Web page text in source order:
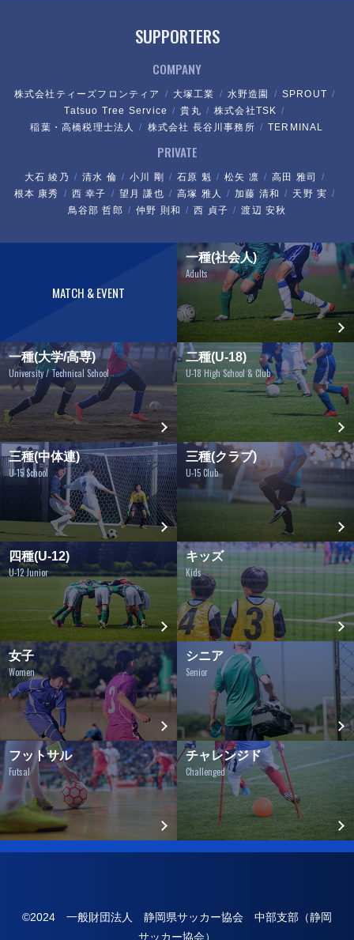
SUPPORTERS
COMPANY
株式会社ティーズフロンティア 大塚工業 水野造園
SPROUT
Tatsuo Tree Service
貴丸
株式会社TSK
稲葉・高橋税理士法人
株式会社 長谷川事務所 TERMINAL
PRIVATE
大石 綾乃 清水 倫 小川 剛 石原 魁 松矢 凛
高田 雅司
根本 康秀
西 幸子 望月 謙也 高塚 雅人 加藤 清和
天野 実
鳥谷部 哲郎
仲野 則和 西 貞子 渡辺 安秋
MATCH & EVENT
一種(社会人)
Adults
一種(大学/高専)
University / Technical School
二種(U-18)
U-18 High School & Club
三種(中体連)
U-15 School
三種(クラブ)
U-15 Club
四種(U-12)
U-12 Junior
キッズ
Kids
女子
Women
シニア
Senior
フットサル
Futsal
チャレンジド
Challenged
©2024 一般財団法人 静岡県サッカー協会 中部支部（静岡
サッカー協会）